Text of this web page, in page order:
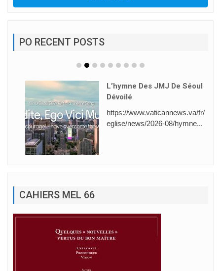
PO RECENT POSTS
L’hymne Des JMJ De Séoul
Dévoilé
https://www.vaticannews.va/fr/
eglise/news/2026-08/hymne...
CAHIERS MEL 66